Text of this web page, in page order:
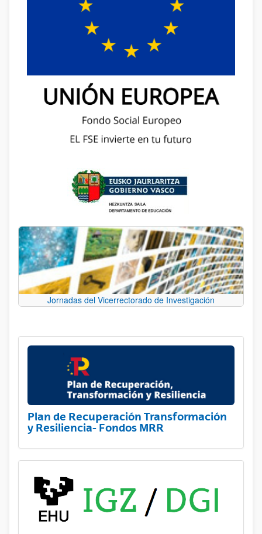
Jornadas del Vicerrectorado de Investigación
Plan de Recuperación Transformación
y Resiliencia- Fondos MRR